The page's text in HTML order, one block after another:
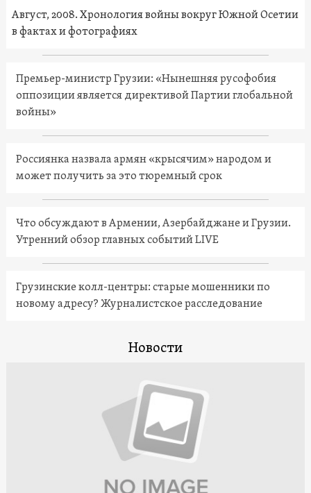
Август, 2008. Хронология войны вокруг Южной Осетии
в фактах и фотографиях
Премьер-министр Грузии: «Нынешняя русофобия
оппозиции является директивой Партии глобальной
войны»
Россиянка назвала армян «крысячим» народом и
может получить за это тюремный срок
Что обсуждают в Армении, Азербайджане и Грузии.
Утренний обзор главных событий LIVE
Грузинские колл-центры: старые мошенники по
новому адресу? Журналистское расследование
Новости